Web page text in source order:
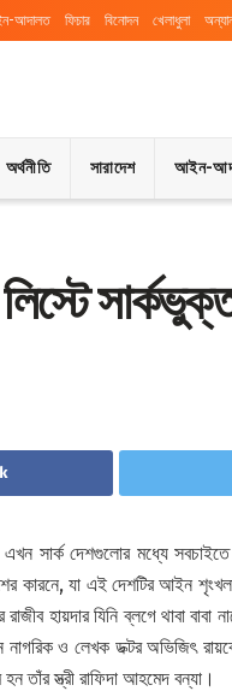
আদালত ফিচার বিনোদন খেলাধুলা
অর্থনীতি সারাদেশ আইন-
এখন সার্ক দেশগুলোর মধ্যে
কারনে, যা এই দেশটির আইন
হায়দার যিনি ব্লগে থাবা বাবা
ও লেখক ডক্টর অভিজিৎ
তাঁর স্ত্রী রাফিদা আহমেদ বন্যা।